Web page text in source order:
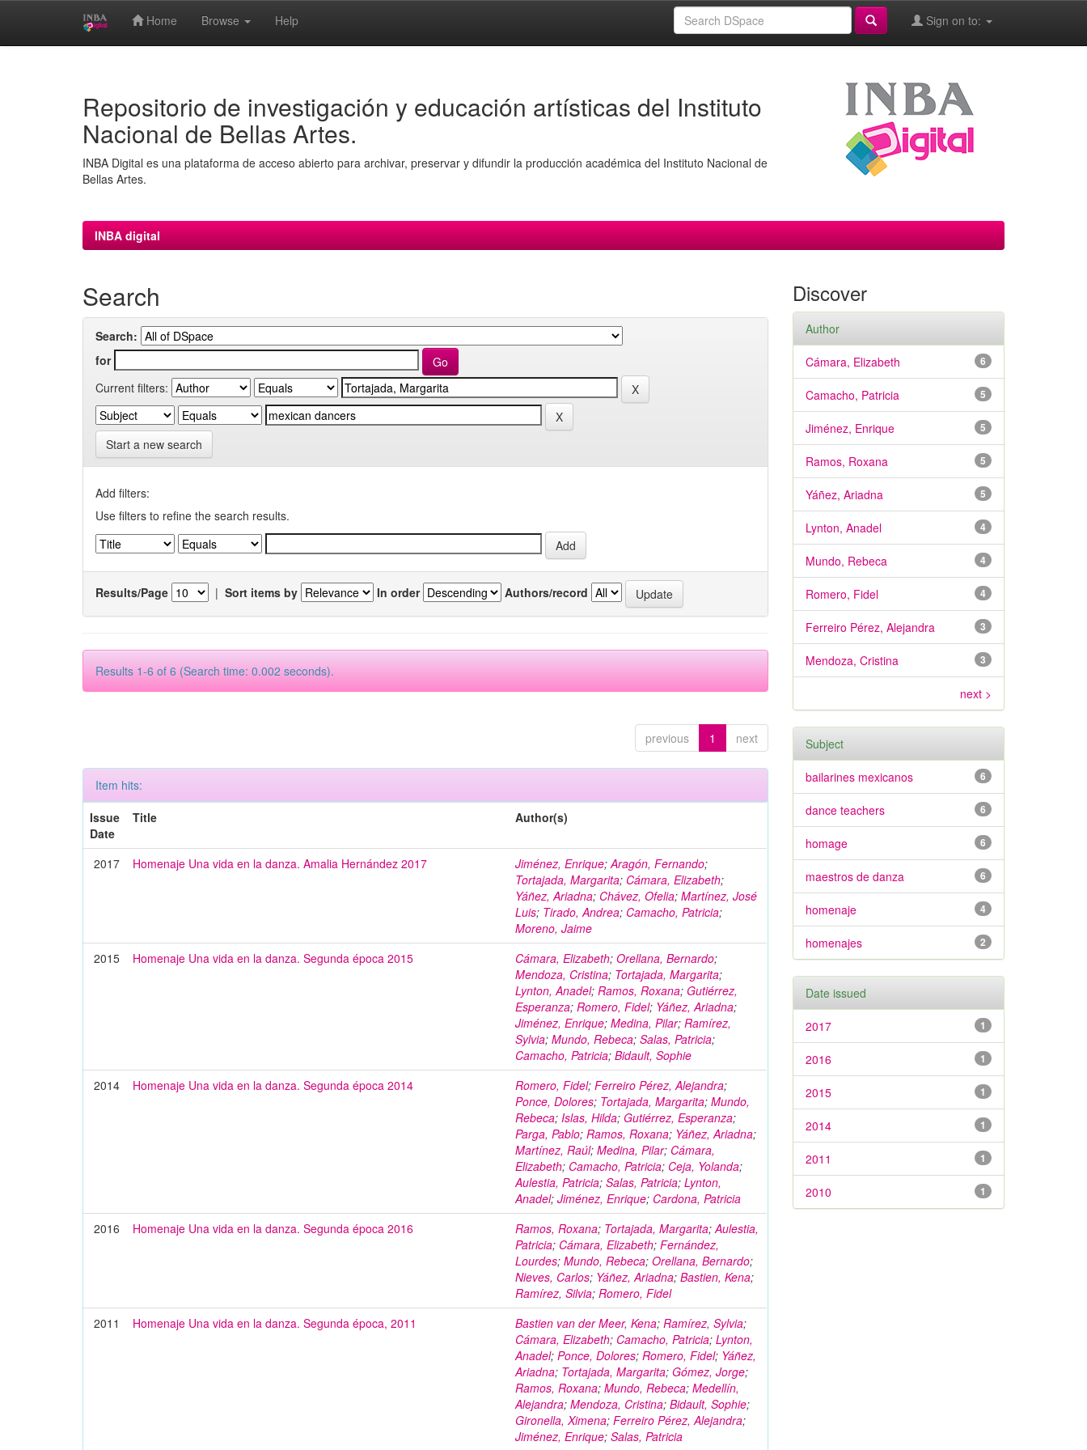
Home Browse Help Sign on to:
Repositorio de investigación y educación artísticas del Instituto
Nacional de Bellas Artes.
INBA Digital es una plataforma de acceso abierto para archivar, preservar y difundir la producción académica del Instituto Nacional de
Bellas Artes.
INBA digital
Search
Search:
for
Current filters:
Start a new search
Add filters:
Use filters to refine the search results.
Results/Page | Sort items by In order Authors/record
Results 1-6 of 6 (Search time: 0.002 seconds).
previous 1 next
Item hits:
Issue
Date
Title Author(s)
2017 Homenaje Una vida en la danza. Amalia Hernández 2017 Jiménez, Enrique;Aragón, Fernando;
Tortajada, Margarita; Cámara, Elizabeth;
Yáñez, Ariadna; Chávez, Ofelia;Martínez, José
Luis; Tirado, Andrea; Camacho, Patricia;
Moreno, Jaime
2015
Homenaje Una vida en la danza. Segunda época 2015 Cámara, Elizabeth;Orellana, Bernardo;
Mendoza, Cristina; Tortajada, Margarita;
Lynton, Anadel;Ramos, Roxana;Gutiérrez,
Esperanza;Romero, Fidel; Yáñez, Ariadna;
Jiménez, Enrique;Medina, Pilar;Ramírez,
Sylvia;Mundo, Rebeca;Salas, Patricia;
Camacho, Patricia;Bidault, Sophie
2014
Homenaje Una vida en la danza. Segunda época 2014 Romero, Fidel;Ferreiro Pérez, Alejandra;
Ponce, Dolores; Tortajada, Margarita;Mundo,
Rebeca;Islas, Hilda;Gutiérrez, Esperanza;
Parga, Pablo;Ramos, Roxana; Yáñez, Ariadna;
Martínez, Raúl;Medina, Pilar; Cámara,
Elizabeth; Camacho, Patricia; Ceja, Yolanda;
Aulestia, Patricia;Salas, Patricia;Lynton,
Anadel;Jiménez, Enrique; Cardona, Patricia
2016
Homenaje Una vida en la danza. Segunda época 2016 Ramos, Roxana; Tortajada, Margarita;Aulestia,
Patricia; Cámara, Elizabeth;Fernández,
Lourdes;Mundo, Rebeca;Orellana, Bernardo;
Nieves, Carlos; Yáñez, Ariadna;Bastien, Kena;
Ramírez, Silvia;Romero, Fidel
2011
Homenaje Una vida en la danza. Segunda época, 2011 Bastien van der Meer, Kena;Ramírez, Sylvia;
Cámara, Elizabeth; Camacho, Patricia;Lynton,
Anadel;Ponce, Dolores;Romero, Fidel; Yáñez,
Ariadna; Tortajada, Margarita;Gómez, Jorge;
Ramos, Roxana;Mundo, Rebeca;Medellín,
Alejandra;Mendoza, Cristina;Bidault, Sophie;
Gironella, Ximena;Ferreiro Pérez, Alejandra;
Jiménez, Enrique;Salas, Patricia
Discover
Author
6
Cámara, Elizabeth
5
Camacho, Patricia
5
Jiménez, Enrique
5
Ramos, Roxana
5
Yáñez, Ariadna
4
Lynton, Anadel
4
Mundo, Rebeca
4
Romero, Fidel
3
Ferreiro Pérez, Alejandra
3
Mendoza, Cristina
next >
Subject
6
bailarines mexicanos
6
dance teachers
6
homage
6
maestros de danza
4
homenaje
2
homenajes
Date issued
1
2017
1
2016
1
2015
1
2014
1
2011
1
2010